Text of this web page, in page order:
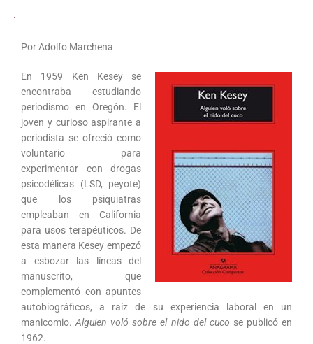
Por Adolfo Marchena
En 1959 Ken Kesey se
encontraba estudiando
periodismo en Oregón. El
joven y curioso aspirante a
periodista se ofreció como
voluntario para
experimentar con drogas
psicodélicas (LSD, peyote)
que los psiquiatras
empleaban en California
para usos terapéuticos. De
esta manera Kesey empezó
a esbozar las líneas del
manuscrito, que
complementó con apuntes
autobiográficos, a raíz de su experiencia laboral en un
manicomio.Alguien voló sobre el nido del cuco se publicó en
1962.